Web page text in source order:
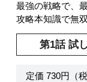
最強の戦略で、
攻略本知識で無
第1話 試
定価 730円